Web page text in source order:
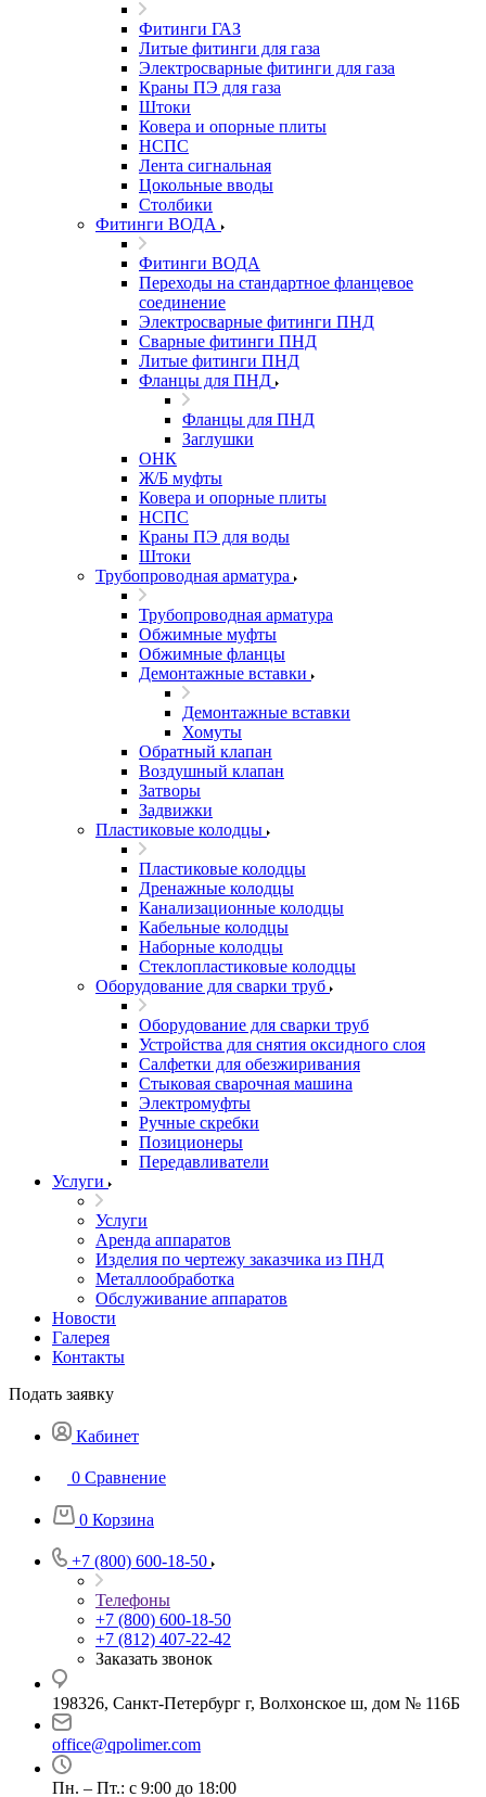
Фитинги ГАЗ
Литые фитинги для газа
Электросварные фитинги для газа
Краны ПЭ для газа
Штоки
Ковера и опорные плиты
НСПС
Лента сигнальная
Цокольные вводы
Столбики
Фитинги ВОДА
Фитинги ВОДА
Переходы на стандартное фланцевое
соединение
Электросварные фитинги ПНД
Сварные фитинги ПНД
Литые фитинги ПНД
Фланцы для ПНД
Фланцы для ПНД
Заглушки
ОНК
Ж/Б муфты
Ковера и опорные плиты
НСПС
Краны ПЭ для воды
Штоки
Трубопроводная арматура
Трубопроводная арматура
Обжимные муфты
Обжимные фланцы
Демонтажные вставки
Демонтажные вставки
Хомуты
Обратный клапан
Воздушный клапан
Затворы
Задвижки
Пластиковые колодцы
Пластиковые колодцы
Дренажные колодцы
Канализационные колодцы
Кабельные колодцы
Наборные колодцы
Стеклопластиковые колодцы
Оборудование для сварки труб
Оборудование для сварки труб
Устройства для снятия оксидного слоя
Салфетки для обезжиривания
Стыковая сварочная машина
Электромуфты
Ручные скребки
Позиционеры
Передавливатели
Услуги
Услуги
Аренда аппаратов
Изделия по чертежу заказчика из ПНД
Металлообработка
Обслуживание аппаратов
Новости
Галерея
Контакты
Подать заявку
Кабинет
0 Сравнение
0 Корзина
+7 (800) 600-18-50
Телефоны
+7 (800) 600-18-50
+7 (812) 407-22-42
Заказать звонок
198326, Санкт-Петербург г, Волхонское ш, дом № 116Б
office@qpolimer.com
Пн. – Пт.: с 9:00 до 18:00